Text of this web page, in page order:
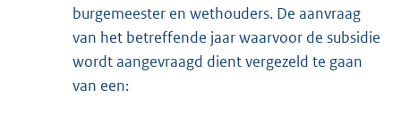
burgemeester en wethouders. De aanvraag
van het betreffende jaar waarvoor de subsidie
wordt aangevraagd dient vergezeld te gaan
van een: